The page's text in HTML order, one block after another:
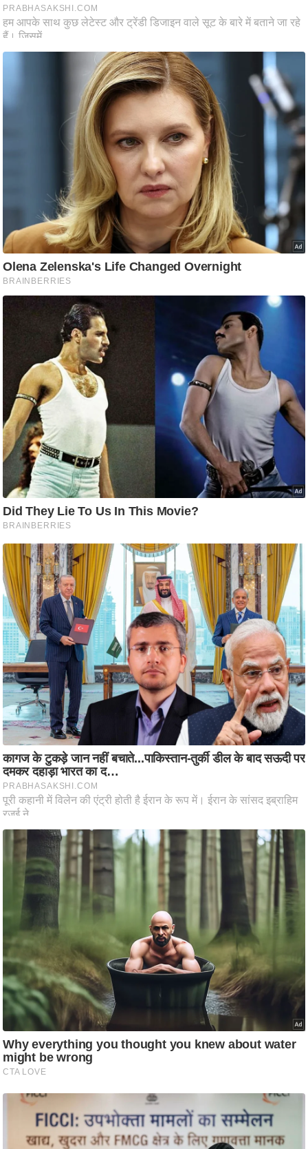
रि
ले
ष
ण
स
म
मा
तृ
भू
मि
स्तं
भ
ए
म
.
आ
र
.
आ
ई
.
चा
य
प
र
स
मी
क्षा
ध
र्म
ज्यो
ति
भु
म
हि
मा
/
ध
र्म
स्थ
ल
व्र
त्यो